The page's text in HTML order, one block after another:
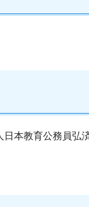
本教育公務員弘